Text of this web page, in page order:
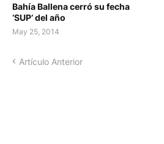
Bahía Ballena cerró su fecha
‘SUP’ del año
May 25, 2014
Artículo Anterior